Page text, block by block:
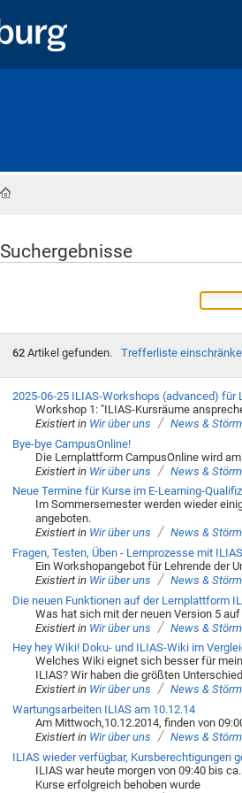
Suchergebnisse
62Artikel gefunden. Trefferliste
2025-06-25 ILIAS-Workshops (advanced) für
Workshop 1: "ILIAS-Kursräume
Existiert in Wir über uns / News &
Bye-bye CampusOnline!
Die Lernplattform CampusOnline wird
Existiert in Wir über uns / News &
Neue Termine für Kurse im E-Learning-
Im Sommersemester werden wieder
angeboten.
Existiert in Wir über uns / News &
Fragen, Testen, Üben - Lernprozesse mit
Ein Workshopangebot für Lehrende der
Existiert in Wir über uns / News &
Die neuen Funktionen auf der Lernplattform
Was hat sich mit der neuen Version 5
Existiert in Wir über uns / News &
Hey hey Wiki! Doku- und ILIAS-Wiki im
Welches Wiki eignet sich besser für
ILIAS? Wir haben die größten
Existiert in Wir über uns / News &
Wartungsarbeiten ILIAS am 10.12.14
Am Mittwoch,10.12.2014, finden von
Existiert in Wir über uns / News &
ILIAS wieder verfügbar, Kursberechtigungen
ILIAS war heute morgen von 09:40 bis
Kurse erfolgreich behoben wurde